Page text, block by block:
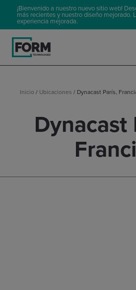
¡Bienvenido a nuestro nuevo sitio web!
más recientes y nuestro diseño mejorado.
experiencia mejorada.
Inicio / Ubicaciones / Dynacast París,
Dynacast